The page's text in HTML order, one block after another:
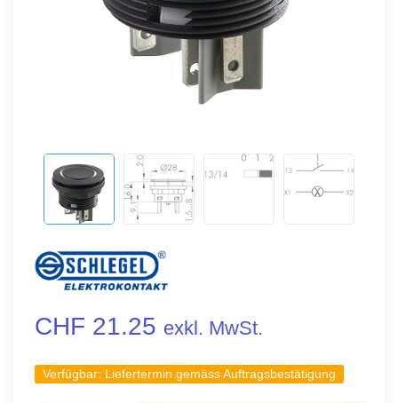
CHF 21.25 exkl. MwSt.
Verfügbar: Liefertermin gemäss Auftragsbestätigung